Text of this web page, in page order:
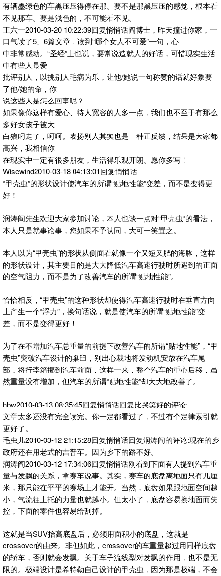
有辆墨绿色的车黑压压得停在那。要不是那黑压压的感觉，根本看
不见那车。要是浅色的，不可能看不见。
王六一2010-03-20 10:22:39回复悄悄话阎博士，昨天撞进你家，一
口气读了5、6篇文章，读到“哪个女人不可爱”一句，心
中非常感动。“圣经”上也说，要常说造就人的好话，可惜现实生活
中有些人最爱
批评别人，以挑别人毛病为乐，让他/她说一句称赞的话就好象要
了他/她的命，你
说这些人是怎么回事呢？
如果像你这样有爱心、待人宽容的人多一点，我们也不至于有那么
多好女孩子被大
白狼叼走了，呵呵。表扬别人其实也是一种正反馈，结果是大家都
高兴，我相信你
在现实中一定有很多朋友，生活得乐观开朗。愿你多写！
Wisewind2010-03-18 04:13:01回复悄悄话
“甲壳虫”的形状设计使汽车的所谓“贴地性能”变差，而不是变得更
好！
润涛阎先生欢迎大家参加讨论，本人也谈一点对“甲壳虫”的看法，
本人只是就事论事，您如果不予认同，大可一笑置之。
本人以为“甲壳虫”的形状从侧面看就像一个又短又肥的海豚，这样
的形状设计，其主要目的是大大降低汽车高速行驶时所遇到的正面
的空气阻力，而不是为了改善汽车的所谓“贴地性能”。
恰恰相反，“甲壳虫”的这种形状却使得汽车高速行驶时在垂直方向
上产生一个“浮力”，换句话说，就是使汽车的所谓“贴地性能”变
差，而不是变得更好！
为了在不增加汽车总重量的前提下改善汽车的所谓“贴地性能”，“甲
壳虫”突破汽车设计的巢臼，别出心裁地将发动机安放在汽车尾
部，将行李箱挪到汽车前面，这样一来，整个汽车的重心后移，虽
然重量没有增加，但汽车的所谓“贴地性能”却大大地改善了。
hbw2010-03-13 08:35:45回复悄悄话回复比哭笑好的评论:
文章太多还没有完全读完。你一定都看过了，不过有个定律索引就
更好了。
毛虫儿2010-03-12 21:15:28回复悄悄话回复润涛阎的评论:现在的乡
政府还在用老式的吉普车。因为乡下的路不好。
润涛阎2010-03-12 17:34:06回复悄悄话刚看到下面有人提到汽车重
量与发飘的关系，拿赛车说事。其实，赛车的底盘离地面只有几厘
米，那只能在平平的赛场上才能开。当然，底盘如果跟地面空间越
小，气流往上托的力量也就越小。但太小了，底盘容易擦地面而失
控，下面的零件也容易给刮掉。
这就是当SUV抬高底盘后，必须用面积小的底盘，这就是
crossover的由来。非但如此，crossover的车重量超过用同样底盘
的轿车，否则就会发飘。关于车子流线型对发飘的作用，也不是无
限的。极端设计是希特勒自己设计的甲壳虫，因为那是极端，不会